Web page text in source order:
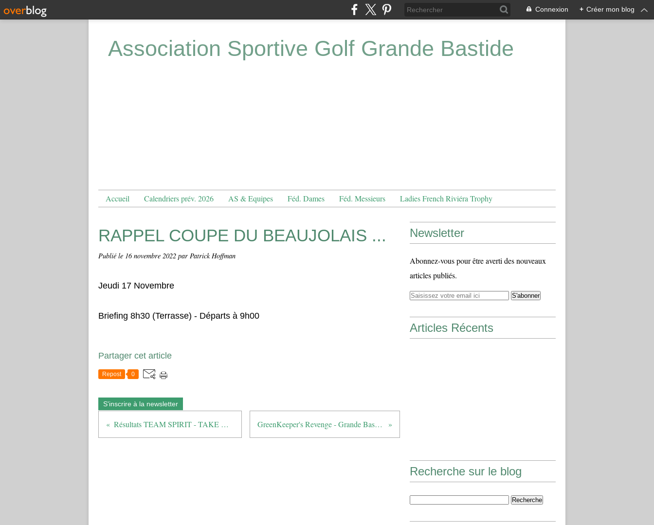
Connexion + Créer mon blog
Association Sportive Golf Grande Bastide
Accueil Calendriers prév. 2026 AS & Equipes Féd. Dames Féd. Messieurs Ladies French Riviéra Trophy
RAPPEL COUPE DU BEAUJOLAIS ...
Publié le 16 novembre 2022 par Patrick Hoffman
Jeudi 17 Novembre
Briefing 8h30 (Terrasse) - Départs à 9h00
Partager cet article
Repost 0
S'inscrire à la newsletter
Résultats TEAM SPIRIT - TAKE OFF GreenKeeper's Revenge - Grande Bastide
Newsletter
Abonnez-vous pour être averti des nouveaux
articles publiés.
Articles Récents
Recherche sur le blog